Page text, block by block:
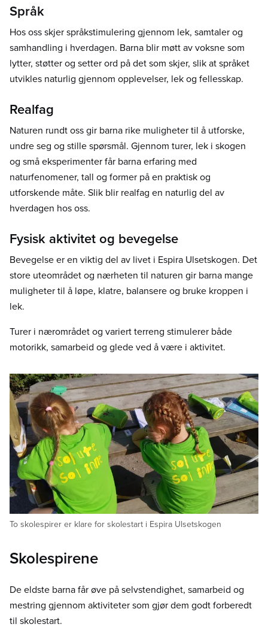
Språk
Hos oss skjer språkstimulering gjennom lek, samtaler og
samhandling i hverdagen. Barna blir møtt av voksne som
lytter, støtter og setter ord på det som skjer, slik at språket
utvikles naturlig gjennom opplevelser, lek og fellesskap.
Realfag
Naturen rundt oss gir barna rike muligheter til å utforske,
undre seg og stille spørsmål. Gjennom turer, lek i skogen
og små eksperimenter får barna erfaring med
naturfenomener, tall og former på en praktisk og
utforskende måte. Slik blir realfag en naturlig del av
hverdagen hos oss.
Fysisk aktivitet og bevegelse
Bevegelse er en viktig del av livet i Espira Ulsetskogen. Det
store uteområdet og nærheten til naturen gir barna mange
muligheter til å løpe, klatre, balansere og bruke kroppen i
lek.
Turer i nærområdet og variert terreng stimulerer både
motorikk, samarbeid og glede ved å være i aktivitet.
To skolespirer er klare for skolestart i Espira Ulsetskogen
Skolespirene
De eldste barna får øve på selvstendighet, samarbeid og
mestring gjennom aktiviteter som gjør dem godt forberedt
til skolestart.